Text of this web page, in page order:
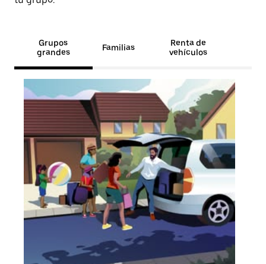
Grupos
grandes
Familias
Renta de
vehículos